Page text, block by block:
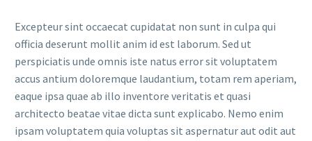
Excepteur sint occaecat cupidatat non sunt in culpa qui
officia deserunt mollit anim id est laborum. Sed ut
perspiciatis unde omnis iste natus error sit voluptatem
accus antium doloremque laudantium, totam rem aperiam,
eaque ipsa quae ab illo inventore veritatis et quasi
architecto beatae vitae dicta sunt explicabo. Nemo enim
ipsam voluptatem quia voluptas sit aspernatur aut odit aut